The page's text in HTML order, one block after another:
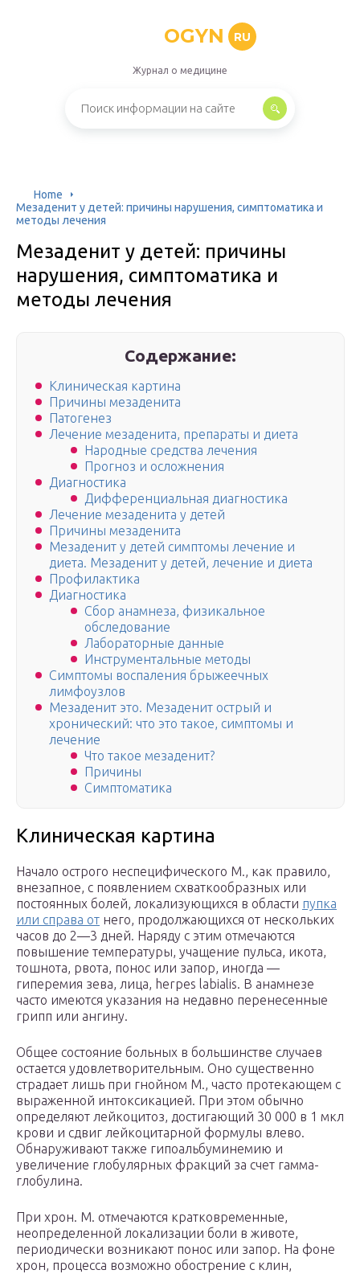
OGYN RU
Журнал о медицине
Home
Мезаденит у детей: причины нарушения, симптоматика и
методы лечения
Мезаденит у детей: причины
нарушения, симптоматика и
методы лечения
Содержание:
Клиническая картина
Причины мезаденита
Патогенез
Лечение мезаденита, препараты и диета
Народные средства лечения
Прогноз и осложнения
Диагностика
Дифференциальная диагностика
Лечение мезаденита у детей
Причины мезаденита
Мезаденит у детей симптомы лечение и
диета. Мезаденит у детей, лечение и диета
Профилактика
Диагностика
Сбор анамнеза, физикальное
обследование
Лабораторные данные
Инструментальные методы
Симптомы воспаления брыжеечных
лимфоузлов
Мезаденит это. Мезаденит острый и
хронический: что это такое, симптомы и
лечение
Что такое мезаденит?
Причины
Симптоматика
Клиническая картина
Начало острого неспецифического М., как правило,
внезапное, с появлением схваткообразных или
постоянных болей, локализующихся в области пупка
или справа от него, продолжающихся от нескольких
часов до 2—3 дней. Наряду с этим отмечаются
повышение температуры, учащение пульса, икота,
тошнота, рвота, понос или запор, иногда —
гиперемия зева, лица, herpes labialis. В анамнезе
часто имеются указания на недавно перенесенные
грипп или ангину.
Общее состояние больных в большинстве случаев
остается удовлетворительным. Оно существенно
страдает лишь при гнойном М., часто протекающем с
выраженной интоксикацией. При этом обычно
определяют лейкоцитоз, достигающий 30 000 в 1 мкл
крови и сдвиг лейкоцитарной формулы влево.
Обнаруживают также гипоальбуминемию и
увеличение глобулярных фракций за счет гамма-
глобулина.
При хрон. М. отмечаются кратковременные,
неопределенной локализации боли в животе,
периодически возникают понос или запор. На фоне
хрон, процесса возможно обострение с клин,